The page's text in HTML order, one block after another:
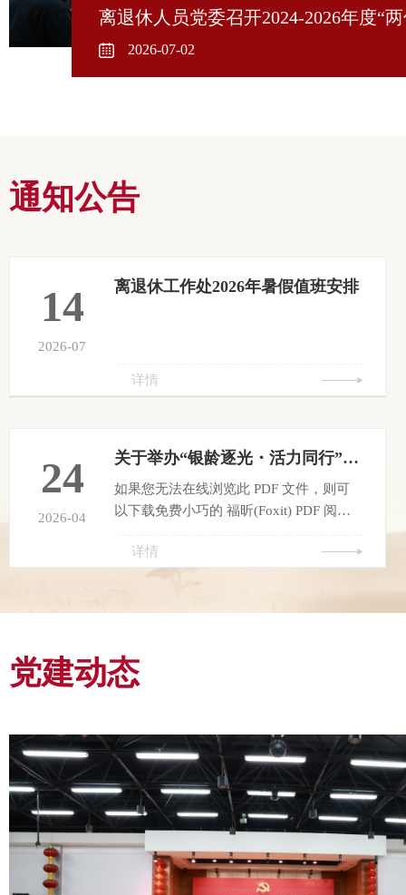
离退休人员党委召开2024-2026年度“
2026-07-02
通知公告
14
2026-07
离退休工作处2026年暑假值班安排
详情
24
2026-04
关于举办“银龄逐光・活力同行”体育文化节系列活动通知
如果您无法在线浏览此 PDF 文件，则可
以下载免费小巧的 福昕(Foxit) PDF 阅读
Adobe Reader PDF 阅读器,安装后即可在
线浏览 或下载此 PDF 文件
详情
党建动态